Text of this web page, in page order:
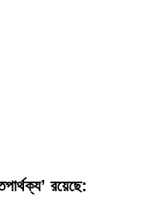
রয়েছে: